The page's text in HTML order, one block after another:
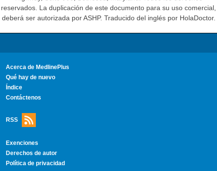
reservados. La duplicación de este documento para su uso comercial,
deberá ser autorizada por ASHP. Traducido del inglés por HolaDoctor.
Acerca de MedlinePlus
Qué hay de nuevo
Índice
Contáctenos
RSS
Exenciones
Derechos de autor
Política de privacidad